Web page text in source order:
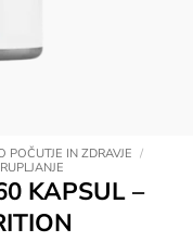
POČUTJE IN ZDRAVJE /
KAPSUL –